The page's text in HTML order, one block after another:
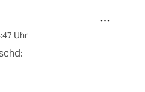
Uhr